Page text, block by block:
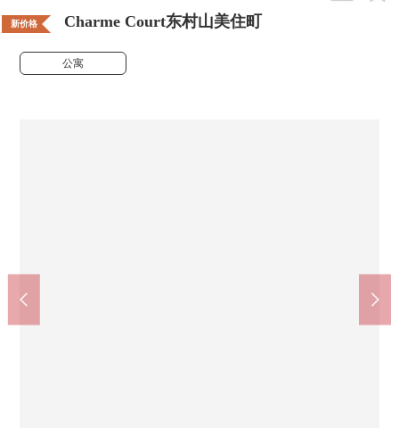
新价格 Charme Court东村山美住町
公寓